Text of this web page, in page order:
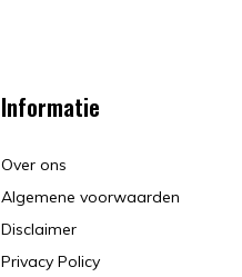
Informatie
Over ons
Algemene voorwaarden
Disclaimer
Privacy Policy